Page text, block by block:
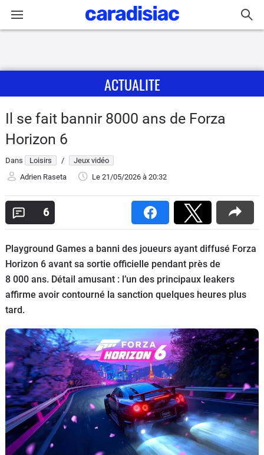
Actu
Essais
Guide
Electriques
Utilitaires
Flottes
Auto
Forum
Moto
Marques
ACTUALITE
Il se fait bannir 8000 ans de Forza
Horizon 6
Dans Loisirs /
Jeux vidéo
Adrien Raseta
Le 21/05/2026 à 20:32
6
Playground Games a banni des joueurs ayant diffusé Forza
Horizon 6 avant sa sortie officielle pendant près de
8 000 ans. Détail amusant : l’un des principaux leakers
affirme avoir contourné la sanction quelques heures plus
tard.